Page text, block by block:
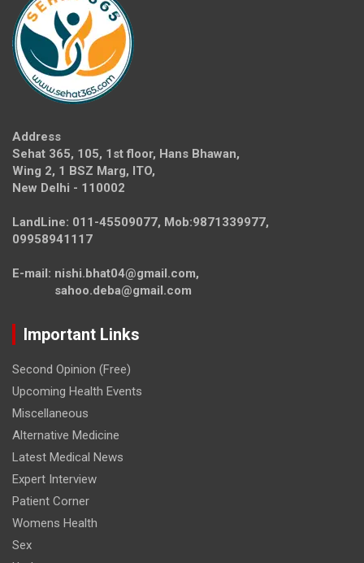
Address
Sehat 365, 105, 1st floor, Hans Bhawan,
Wing 2, 1 BSZ Marg, ITO,
New Delhi - 110002
LandLine: 011-45509077, Mob:9871339977,
09958941117
E-mail: nishi.bhat04@gmail.com,
sahoo.deba@gmail.com
Important Links
Second Opinion (Free)
Upcoming Health Events
Miscellaneous
Alternative Medicine
Latest Medical News
Expert Interview
Patient Corner
Womens Health
Sex